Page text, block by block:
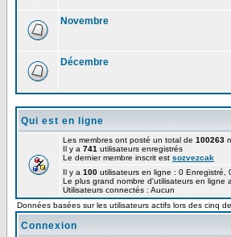
Novembre
Décembre
Qui est en ligne
Les membres ont posté un total de 100263
Il y a 741 utilisateurs enregistrés
Le dernier membre inscrit est sozvezcak
Il y a 100 utilisateurs en ligne : 0
Le plus grand nombre d'utilisateurs en ligne
Utilisateurs connectés : Aucun
Données basées sur les utilisateurs actifs lors des cinq
Connexion